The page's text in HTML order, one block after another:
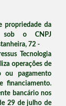
propriedade da
sob o CNPJ
72 -
Tecnologia
operações de
ou pagamento
financiamento.
bancário nos
29 de julho de